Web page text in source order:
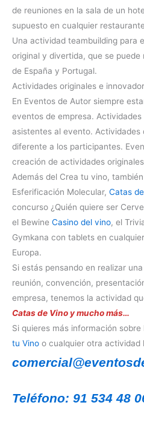
de reuniones en la sala de un
supuesto en cualquier
Una actividad teambuilding para
original y divertida, que se
de España y Portugal.
Actividades originales e
En Eventos de Autor siempre
eventos de empresa.
asistentes al evento. Actividades
diferente a los participantes.
creación de actividades
Además del Crea tu vino,
Esferificación Molecular, Catas
concurso ¿Quién quiere ser
el Bewine Casino del vino, el
Gymkana con tablets en
Europa.
Si estás pensando en realizar
reunión, convención,
empresa, tenemos la actividad
Catas de Vino y mucho más…
Si quieres más información
tu Vino o cualquier otra actividad
Teléfono: 91 534 48